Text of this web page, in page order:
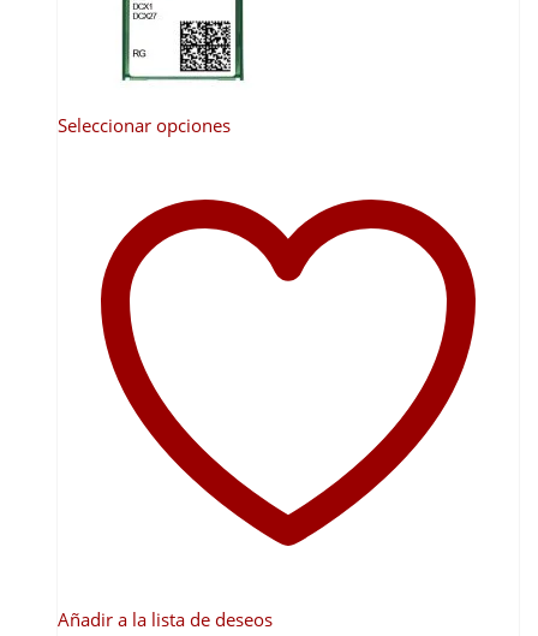
Seleccionar opcionesEste
múltiples
variantes.
la
página
Añadir a la lista de deseos